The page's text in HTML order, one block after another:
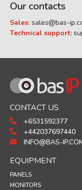
Our contacts
Sales: sales@bas-
Technical support:
CONTACT US
+6531592377
+442037697440
INFO@BAS-
EQUIPMENT
PANELS
MONITORS